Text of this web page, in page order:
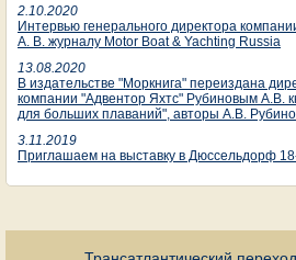
2.10.2020
Интервью генерального директора
А. В. журналу Motor Boat & Yachting Russia
13.08.2020
В издательстве "Моркнига" переиздана
компании "Адвентор Яхтс" Рубиновым А.В.
для больших плаваний", авторы А.В.
3.11.2019
Приглашаем на выставку в Дюссельдорф